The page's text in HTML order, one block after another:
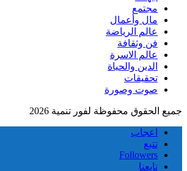
مجتمع
مال وأعمال
عالم الرياضة
فن وثقافة
عالم الاسرة
الدين والحياة
تحقيقات
صوت وصورة
جميع الحقوق محفوظة لفور تنمية 2026
اعجاب
تتبع
Followers
تابعنا